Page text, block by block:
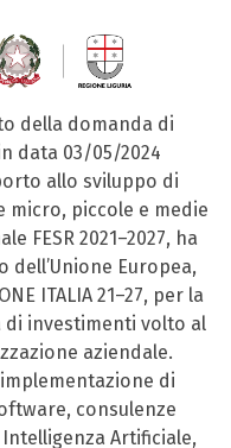
della domanda di
data 03/05/2024
allo sviluppo di
piccole e medie
FESR 2021–2027, ha
Europea,
ITALIA 21–27, per la
di investimenti volto al
aziendale.
di
consulenze
Artificiale,